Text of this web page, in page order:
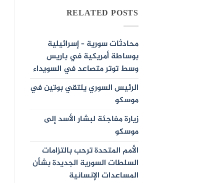
RELATED POSTS
محادثات سورية – إسرائيلية
بوساطة أمريكية في باريس
وسط توتر متصاعد في السويداء
الرئيس السوري يلتقي بوتين في
موسكو
زيارة مفاجئة لبشار الأسد إلى
موسكو
الأمم المتحدة ترحب بالتزامات
السلطات السورية الجديدة بشأن
المساعدات الإنسانية